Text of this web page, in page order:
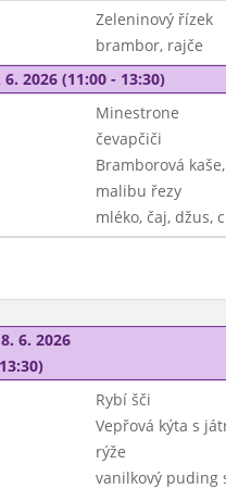
Zeleninový řízek
brambor, rajče
2026 (11:00 - 13:30)
Minestrone
čevapčiči
Bramborová
malibu řezy
mléko, čaj, džus,
6. 2026
Rybí šči
Vepřová kýta s
rýže
vanilkový puding